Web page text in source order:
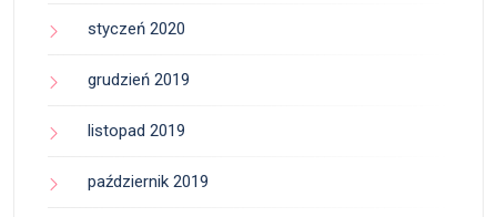
styczeń 2020
grudzień 2019
listopad 2019
październik 2019